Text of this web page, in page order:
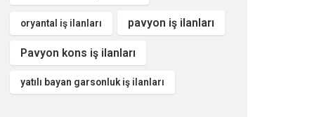
oryantal iş ilanları pavyon iş ilanları
Pavyon kons iş ilanları
yatılı bayan garsonluk iş ilanları